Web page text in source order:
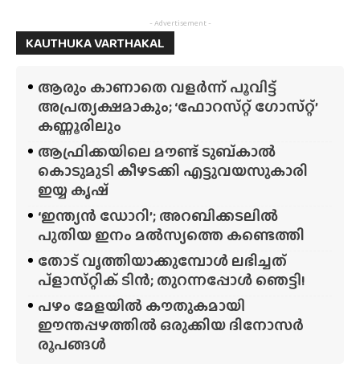
- Advertisement -
KAUTHUKA VARTHAKAL
ആരും കാണാതെ വളർന്ന് പൂവിട്ട്
അപ്രത്യക്ഷമാകും; ‘ഫോറസ്‌റ്റ്‌ ഗോസ്‌റ്റ്’
കണ്ണൂരിലും
ആഫ്രിക്കയിലെ മൗണ്ട് ടുബ്‌കാൽ
കൊടുമുടി കീഴടക്കി എട്ടുവയസുകാരി
ഇയ്യ കൃഷ്
‘ഇന്ത്യൻ ഡോറി’; അറബിക്കടലിൽ
പുതിയ ഇനം മൽസ്യത്തെ കണ്ടെത്തി
തോട് വൃത്തിയാക്കുമ്പോൾ ലഭിച്ചത്
പ്‌ളാസ്‌റ്റിക് ടിൻ; തുറന്നപ്പോൾ ഞെട്ടി!
പഴം മേളയിൽ കൗതുകമായി
ഈന്തപ്പഴത്തിൽ ഒരുക്കിയ ദിനോസർ
രൂപങ്ങൾ